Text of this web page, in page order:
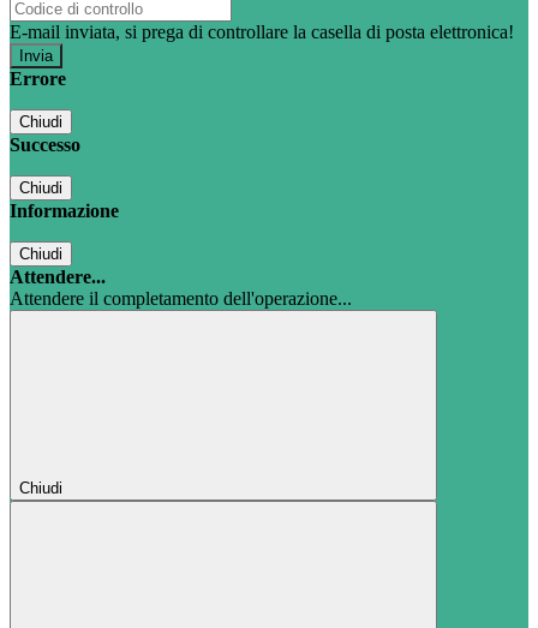
E-mail inviata, si prega di controllare la casella di posta elettronica!
Errore
Chiudi
Successo
Chiudi
Informazione
Chiudi
Attendere...
Attendere il completamento dell'operazione...
Chiudi